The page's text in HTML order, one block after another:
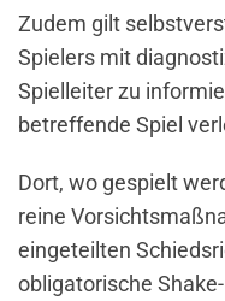
Zudem gilt
Spielers mit
Spielleiter zu
betreffende Spiel
Dort, wo gespielt
reine
eingeteilten
obligatorische